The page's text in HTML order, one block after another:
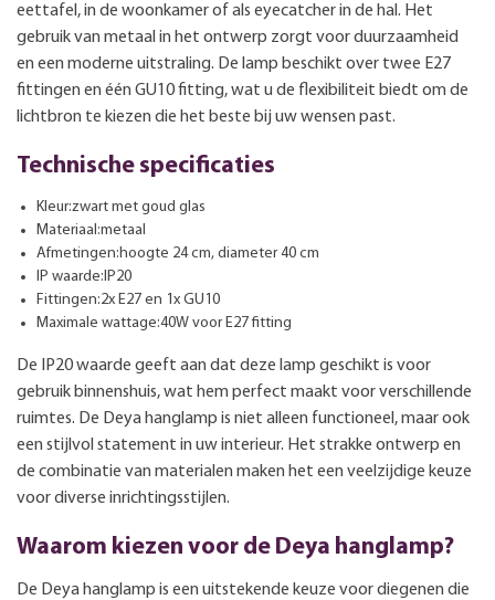
eettafel, in de woonkamer of als eyecatcher in de hal. Het
gebruik van metaal in het ontwerp zorgt voor duurzaamheid
en een moderne uitstraling. De lamp beschikt over twee E27
fittingen en één GU10 fitting, wat u de flexibiliteit biedt om de
lichtbron te kiezen die het beste bij uw wensen past.
Technische specificaties
Kleur:zwart met goud glas
Materiaal:metaal
Afmetingen:hoogte 24 cm, diameter 40 cm
IP waarde:IP20
Fittingen:2x E27 en 1x GU10
Maximale wattage:40W voor E27 fitting
De IP20 waarde geeft aan dat deze lamp geschikt is voor
gebruik binnenshuis, wat hem perfect maakt voor verschillende
ruimtes. De Deya hanglamp is niet alleen functioneel, maar ook
een stijlvol statement in uw interieur. Het strakke ontwerp en
de combinatie van materialen maken het een veelzijdige keuze
voor diverse inrichtingsstijlen.
Waarom kiezen voor de Deya hanglamp?
De Deya hanglamp is een uitstekende keuze voor diegenen die